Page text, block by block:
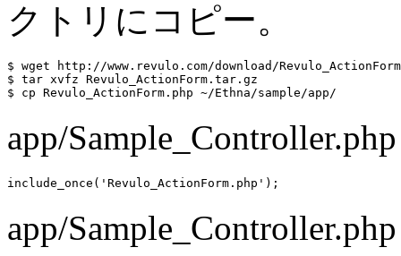
クトリにコピー。
$ wget http://www.revulo.com/download/
$ tar xvfz Revulo_ActionForm.tar.gz
$ cp Revulo_ActionForm.php ~/Ethna/sample/app/
app/
include_once('Revulo_ActionForm.php');
app/